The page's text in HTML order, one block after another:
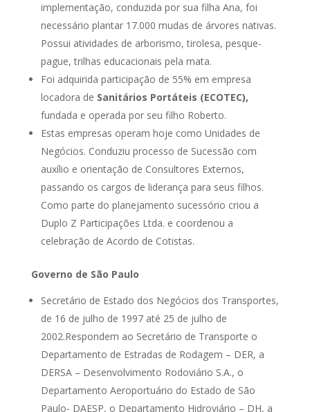
implementação, conduzida por sua filha Ana, foi
necessário plantar 17.000 mudas de árvores nativas.
Possui atividades de arborismo, tirolesa, pesque-
pague, trilhas educacionais pela mata.
Foi adquirida participação de 55% em empresa
locadora de Sanitários Portáteis (ECOTEC),
fundada e operada por seu filho Roberto.
Estas empresas operam hoje como Unidades de
Negócios. Conduziu processo de Sucessão com
auxílio e orientação de Consultores Externos,
passando os cargos de liderança para seus filhos.
Como parte do planejamento sucessório criou a
Duplo Z Participações Ltda. e coordenou a
celebração de Acordo de Cotistas.
Governo de São Paulo
Secretário de Estado dos Negócios dos Transportes,
de 16 de julho de 1997 até 25 de julho de
2002.Respondem ao Secretário de Transporte o
Departamento de Estradas de Rodagem – DER, a
DERSA – Desenvolvimento Rodoviário S.A., o
Departamento Aeroportuário do Estado de São
Paulo- DAESP, o Departamento Hidroviário – DH, a